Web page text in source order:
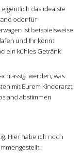
das idealste
oder für
ist beispielsweise
und Ihr könnt
ein kühles Getränk
werden, was
mit Eurem Kinderarzt.
abstimmen
Hier habe ich noch